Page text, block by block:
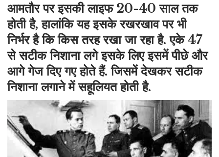
आमतौर पर इसकी लाइफ 20-40 साल तक
होती है, हालांकि यह इसके रखरखाव पर भी
निर्भर है कि किस तरह रखा जा रहा है. एके 47
से सटीक निशाना लगे इसके लिए इसमें पीछे और
आगे गेज दिए गए होते हैं. जिसमें देखकर सटीक
निशाना लगाने में सहूलियत होती है.